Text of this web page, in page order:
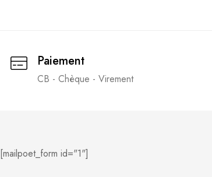
Paiement
CB - Chèque - Virement
[mailpoet_form id="1"]